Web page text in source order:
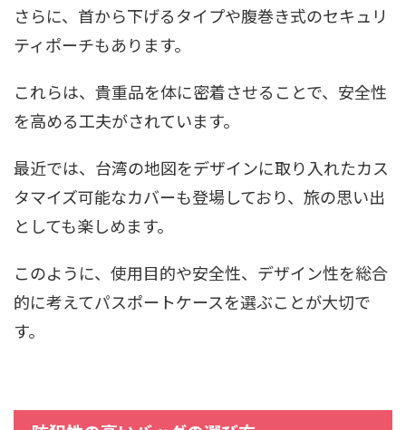
さらに、首から下げるタイプや腹巻き式のセキュリ
ティポーチもあります。
これらは、貴重品を体に密着させることで、安全性
を高める工夫がされています。
最近では、台湾の地図をデザインに取り入れたカス
タマイズ可能なカバーも登場しており、旅の思い出
としても楽しめます。
このように、使用目的や安全性、デザイン性を総合
的に考えてパスポートケースを選ぶことが大切で
す。